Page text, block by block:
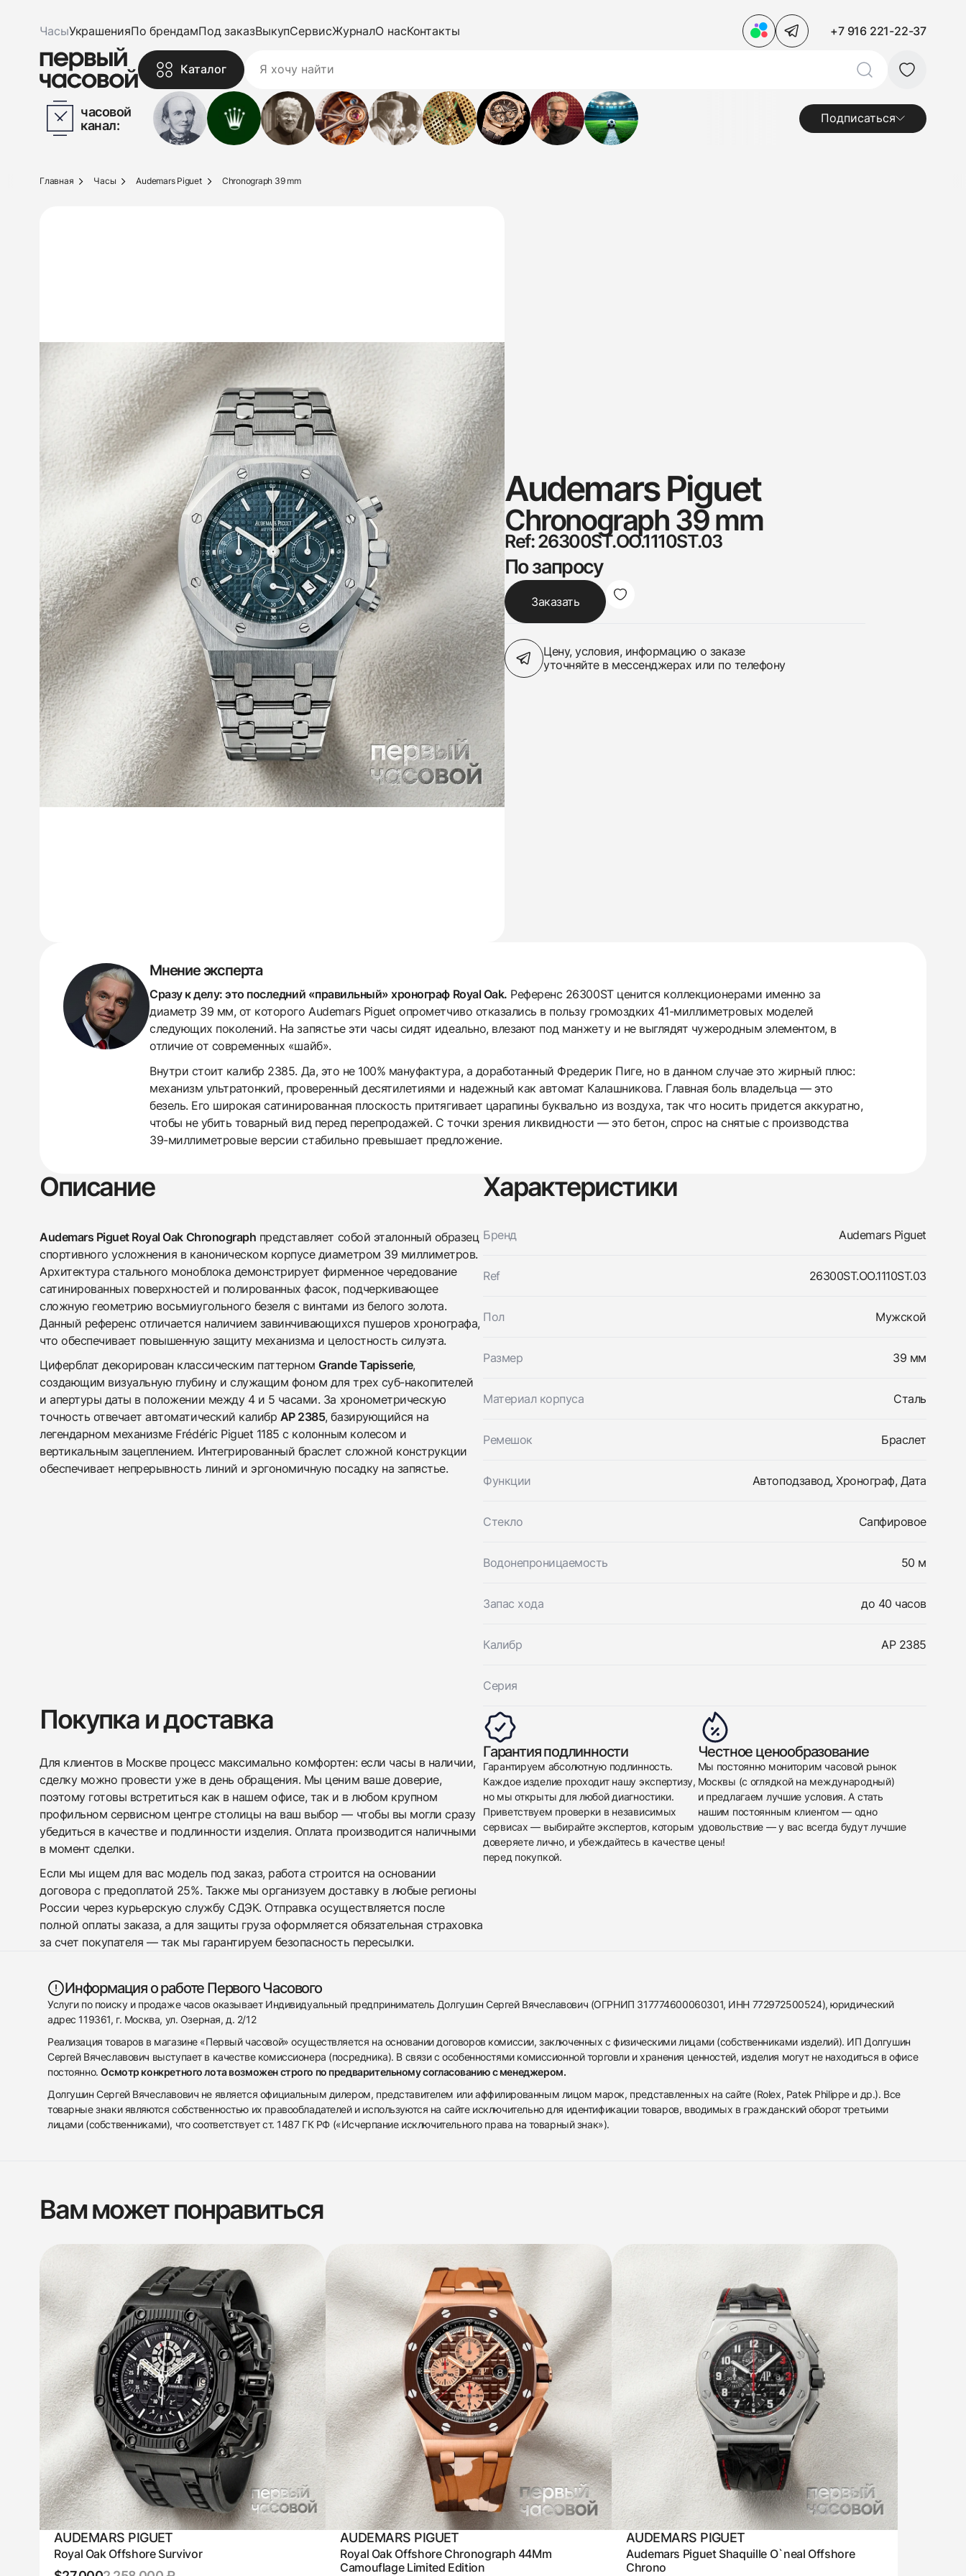
ЧасыУкрашенияПо брендамПод заказВыкупСервисЖурналО насКонтакты +7 916 221-22-37
Каталог
часовой
канал:
Подписаться
Главная Часы Audemars Piguet Chronograph 39 mm
Audemars Piguet
Chronograph 39 mm
Ref: 26300ST.OO.1110ST.03
По запросу
Заказать
Цену, условия, информацию о заказе
уточняйте в мессенджерах или по телефону
Мнение эксперта
Сразу к делу: это последний «правильный» хронограф Royal Oak. Референс 26300ST ценится коллекционерами именно за
диаметр 39 мм, от которого Audemars Piguet опрометчиво отказались в пользу громоздких 41-миллиметровых моделей
следующих поколений. На запястье эти часы сидят идеально, влезают под манжету и не выглядят чужеродным элементом, в
отличие от современных «шайб».
Внутри стоит калибр 2385. Да, это не 100% мануфактура, а доработанный Фредерик Пиге, но в данном случае это жирный плюс:
механизм ультратонкий, проверенный десятилетиями и надежный как автомат Калашникова. Главная боль владельца — это
безель. Его широкая сатинированная плоскость притягивает царапины буквально из воздуха, так что носить придется аккуратно,
чтобы не убить товарный вид перед перепродажей. С точки зрения ликвидности — это бетон, спрос на снятые с производства
39-миллиметровые версии стабильно превышает предложение.
Описание
Audemars Piguet Royal Oak Chronograph представляет собой эталонный образец
спортивного усложнения в каноническом корпусе диаметром 39 миллиметров.
Архитектура стального моноблока демонстрирует фирменное чередование
сатинированных поверхностей и полированных фасок, подчеркивающее
сложную геометрию восьмиугольного безеля с винтами из белого золота.
Данный референс отличается наличием завинчивающихся пушеров хронографа,
что обеспечивает повышенную защиту механизма и целостность силуэта.
Циферблат декорирован классическим паттерном Grande Tapisserie,
создающим визуальную глубину и служащим фоном для трех суб-накопителей
и апертуры даты в положении между 4 и 5 часами. За хронометрическую
точность отвечает автоматический калибр AP 2385, базирующийся на
легендарном механизме Frédéric Piguet 1185 с колонным колесом и
вертикальным зацеплением. Интегрированный браслет сложной конструкции
обеспечивает непрерывность линий и эргономичную посадку на запястье.
Характеристики
Бренд Audemars Piguet
Ref 26300ST.OO.1110ST.03
Пол Мужской
Размер 39 мм
Материал корпуса Сталь
Ремешок Браслет
Функции Автоподзавод, Хронограф, Дата
Стекло Сапфировое
Водонепроницаемость 50 м
Запас хода до 40 часов
Калибр AP 2385
Серия
Покупка и доставка
Для клиентов в Москве процесс максимально комфортен: если часы в наличии,
сделку можно провести уже в день обращения. Мы ценим ваше доверие,
поэтому готовы встретиться как в нашем офисе, так и в любом крупном
профильном сервисном центре столицы на ваш выбор — чтобы вы могли сразу
убедиться в качестве и подлинности изделия. Оплата производится наличными
в момент сделки.
Если мы ищем для вас модель под заказ, работа строится на основании
договора с предоплатой 25%. Также мы организуем доставку в любые регионы
России через курьерскую службу СДЭК. Отправка осуществляется после
полной оплаты заказа, а для защиты груза оформляется обязательная страховка
за счет покупателя — так мы гарантируем безопасность пересылки.
Гарантия подлинности
Гарантируем абсолютную подлинность.
Каждое изделие проходит нашу экспертизу,
но мы открыты для любой диагностики.
Приветствуем проверки в независимых
сервисах — выбирайте экспертов, которым
доверяете лично, и убеждайтесь в качестве
перед покупкой.
Честное ценообразование
Мы постоянно мониторим часовой рынок
Москвы (с оглядкой на международный)
и предлагаем лучшие условия. А стать
нашим постоянным клиентом — одно
удовольствие — у вас всегда будут лучшие
цены!
Информация о работе Первого Часового
Услуги по поиску и продаже часов оказывает Индивидуальный предприниматель Долгушин Сергей Вячеславович (ОГРНИП 317774600060301, ИНН 772972500524), юридический
адрес 119361, г. Москва, ул. Озерная, д. 2/12
Реализация товаров в магазине «Первый часовой» осуществляется на основании договоров комиссии, заключенных с физическими лицами (собственниками изделий). ИП Долгушин
Сергей Вячеславович выступает в качестве комиссионера (посредника). В связи с особенностями комиссионной торговли и хранения ценностей, изделия могут не находиться в офисе
постоянно.Осмотр конкретного лота возможен строго по предварительному согласованию с менеджером.
Долгушин Сергей Вячеславович не является официальным дилером, представителем или аффилированным лицом марок, представленных на сайте (Rolex, Patek Philippe и др.). Все
товарные знаки являются собственностью их правообладателей и используются на сайте исключительно для идентификации товаров, вводимых в гражданский оборот третьими
лицами (собственниками), что соответствует ст. 1487 ГК РФ («Исчерпание исключительного права на товарный знак»).
Заказать эти часы
Оставьте ваши контактные данные и мы свяжемся с
вами
Audemars Piguet
Chronograph 39 mm
ХорошееКоробка + Документы
$35,050
Трейд-ин часов
Оставьте ваши контактные данные и мы свяжемся с
вами
Chronograph 39 mm
ХорошееКоробка + Документы
$35,050
Приложите фото ваших часов…
Вам может понравиться
AUDEMARS PIGUET
Royal Oak Offshore Survivor
AUDEMARS PIGUET
Royal Oak Offshore Chronograph 44Mm
Camouflage Limited Edition
AUDEMARS PIGUET
Audemars Piguet Shaquille O`neal Offshore
Chrono